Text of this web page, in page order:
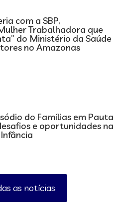
com a SBP,
Trabalhadora que
do Ministério da Saúde
no Amazonas
do Famílias em Pauta
e oportunidades na
as notícias